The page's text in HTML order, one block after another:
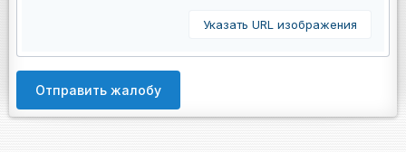
Указать URL изображения
Отправить жалобу